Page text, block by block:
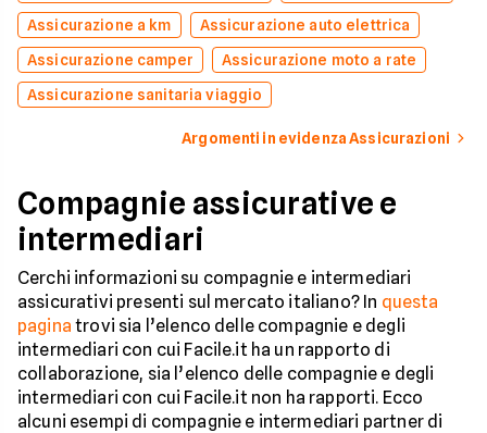
Assicurazione a km
Assicurazione auto elettrica
Assicurazione camper
Assicurazione moto a rate
Assicurazione sanitaria viaggio
Argomenti in evidenza Assicurazioni
Compagnie assicurative e
intermediari
Cerchi informazioni su compagnie e intermediari
assicurativi presenti sul mercato italiano? In questa
pagina trovi sia l’elenco delle compagnie e degli
intermediari con cui Facile.it ha un rapporto di
collaborazione, sia l’elenco delle compagnie e degli
intermediari con cui Facile.it non ha rapporti. Ecco
alcuni esempi di compagnie e intermediari partner di